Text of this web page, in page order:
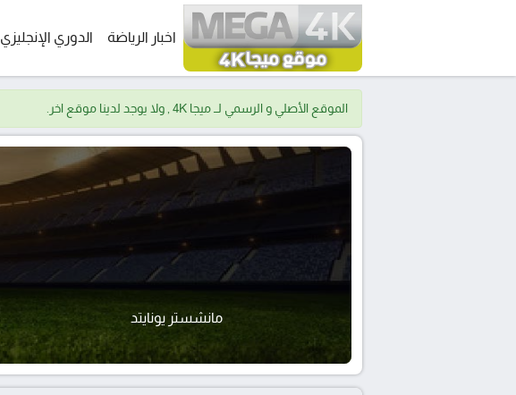
اخبار الرياضة الدوري الإنجليزي
الموقع الأصلي و الرسمي لــ ميجا 4K , ولا يوجد لدينا موقع اخر.
مانشستر يونايتد